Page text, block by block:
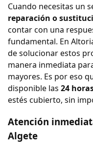
Cuando necesitas un
reparación o
contar con una
fundamental. En
de solucionar estos
manera inmediata
mayores. Es por eso
disponible las 24
estés cubierto, sin
Atención
Algete